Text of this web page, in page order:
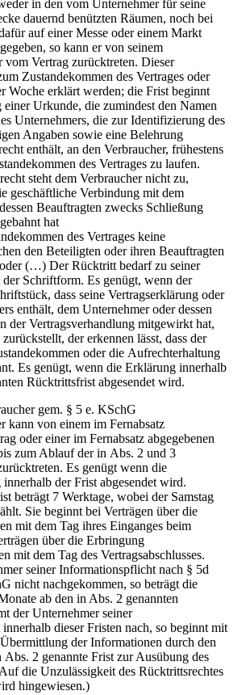
in den vom Unternehmer für seine
dauernd benützten Räumen, noch bei
auf einer Messe oder einem Markt
so kann er von seinem
vom Vertrag zurücktreten. Dieser
Zustandekommen des Vertrages oder
Woche erklärt werden; die Frist beginnt
Urkunde, die zumindest den Namen
Unternehmers, die zur Identifizierung des
Angaben sowie eine Belehrung
enthält, an den Verbraucher, frühestens
des Vertrages zu laufen.
steht dem Verbraucher nicht zu,
geschäftliche Verbindung mit dem
Beauftragten zwecks Schließung
hat
des Vertrages keine
den Beteiligten oder ihren Beauftragten
(…) Der Rücktritt bedarf zu seiner
Schriftform. Es genügt, wenn der
dass seine Vertragserklärung oder
enthält, dem Unternehmer oder dessen
der Vertragsverhandlung mitgewirkt hat,
der erkennen lässt, dass der
oder die Aufrechterhaltung
Es genügt, wenn die Erklärung innerhalb
Rücktrittsfrist abgesendet wird.
gem. § 5 e. KSchG
kann von einem im Fernabsatz
oder einer im Fernabsatz abgegebenen
zum Ablauf der in Abs. 2 und 3
Es genügt wenn die
der Frist abgesendet wird.
beträgt 7 Werktage, wobei der Samstag
Sie beginnt bei Verträgen über die
mit dem Tag ihres Einganges beim
über die Erbringung
mit dem Tag des Vertragsabschlusses.
seiner Informationspflicht nach § 5d
nicht nachgekommen, so beträgt die
ab den in Abs. 2 genannten
der Unternehmer seiner
dieser Fristen nach, so beginnt mit
der Informationen durch den
2 genannte Frist zur Ausübung des
die Unzulässigkeit des Rücktrittsrechtes
hingewiesen.)